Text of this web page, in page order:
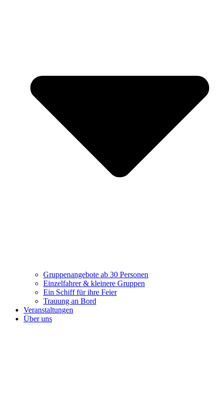
Gruppenangebote ab 30 Personen
Einzelfahrer & kleinere Gruppen
Ein Schiff für ihre Feier
Trauung an Bord
Veranstaltungen
Über uns